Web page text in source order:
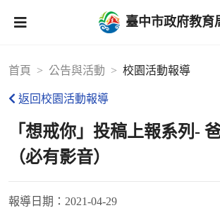
臺中市政府教育
首頁 公告與活動 校園活動報導
返回校園活動報導
「想戒你」投稿上報系列-
（必有影音）
報導日期： 2021-04-29